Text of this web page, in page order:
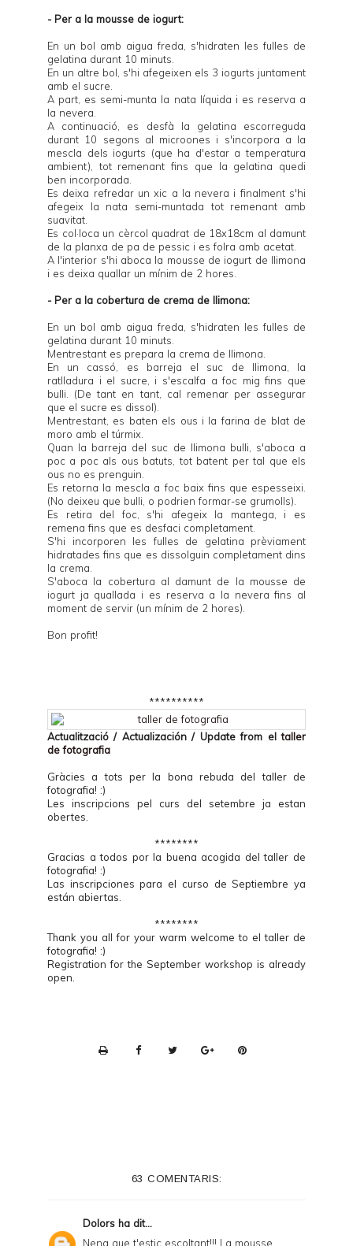
- Per a la mousse de iogurt:
En un bol amb aigua freda, s'hidraten les fulles de
gelatina durant 10 minuts.
En un altre bol, s'hi afegeixen els 3 iogurts juntament
amb el sucre.
A part, es semi-munta la nata líquida i es reserva a
la nevera.
A continuació, es desfà la gelatina escorreguda
durant 10 segons al microones i s'incorpora a la
mescla dels iogurts (que ha d'estar a temperatura
ambient), tot remenant fins que la gelatina quedi
ben incorporada.
Es deixa refredar un xic a la nevera i finalment s'hi
afegeix la nata semi-muntada tot remenant amb
suavitat.
Es col·loca un cèrcol quadrat de 18x18cm al damunt
de la planxa de pa de pessic i es folra amb acetat.
A l'interior s'hi aboca la mousse de iogurt de llimona
i es deixa quallar un mínim de 2 hores.
- Per a la cobertura de crema de llimona:
En un bol amb aigua freda, s'hidraten les fulles de
gelatina durant 10 minuts.
Mentrestant es prepara la crema de llimona.
En un cassó, es barreja el suc de llimona, la
ratlladura i el sucre, i s'escalfa a foc mig fins que
bulli. (De tant en tant, cal remenar per assegurar
que el sucre es dissol).
Mentrestant, es baten els ous i la farina de blat de
moro amb el túrmix.
Quan la barreja del suc de llimona bulli, s'aboca a
poc a poc als ous batuts, tot batent per tal que els
ous no es prenguin.
Es retorna la mescla a foc baix fins que espesseixi.
(No deixeu que bulli, o podrien formar-se grumolls).
Es retira del foc, s'hi afegeix la mantega, i es
remena fins que es desfaci completament.
S'hi incorporen les fulles de gelatina prèviament
hidratades fins que es dissolguin completament dins
la crema.
S'aboca la cobertura al damunt de la mousse de
iogurt ja quallada i es reserva a la nevera fins al
moment de servir (un mínim de 2 hores).
Bon profit!
**********
Actualització / Actualización / Update from eltaller
de fotografia
Gràcies a tots per la bona rebuda del taller de
fotografia! :)
Les inscripcions pel curs del setembre ja estan
obertes.
********
Gracias a todos por la buena acogida del taller de
fotografia! :)
Las inscripciones para el curso de Septiembre ya
están abiertas.
********
Thank you all for your warm welcome to el taller de
fotografia! :)
Registration for the September workshop is already
open.
63 COMENTARIS:
Dolors ha dit...
Nena que t'estic escoltant!!! La mousse